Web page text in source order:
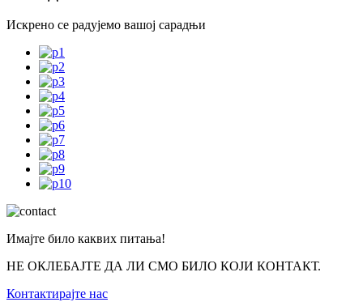
Искрено се радујемо вашој сарадњи
Имајте било каквих питања!
НЕ ОКЛЕБАЈТЕ ДА ЛИ СМО БИЛО КОЈИ КОНТАКТ.
Контактирајте нас